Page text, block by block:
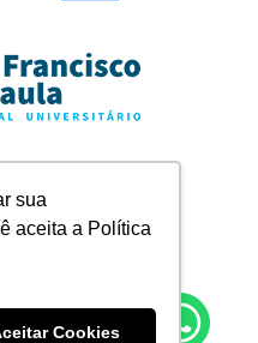
sua
aceita a Política
Cookies
RS
8300